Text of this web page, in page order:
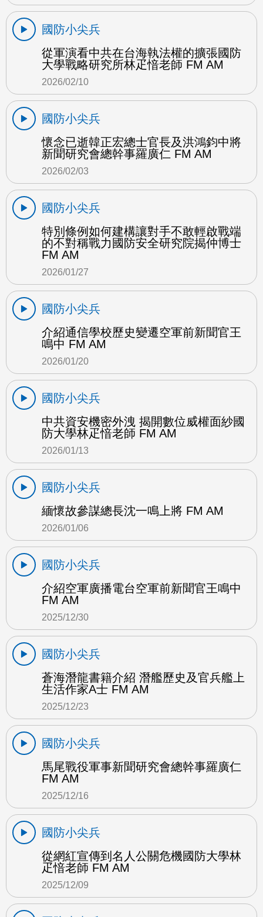
國防小尖兵
從軍演看中共在台海執法權的擴張國防
大學戰略研究所林疋愔老師 FM AM
2026/02/10
國防小尖兵
懷念已逝韓正宏總士官長及洪鴻鈞中將
新聞研究會總幹事羅廣仁 FM AM
2026/02/03
國防小尖兵
特別條例如何建構讓對手不敢輕啟戰端
的不對稱戰力國防安全研究院揭仲博士
FM AM
2026/01/27
國防小尖兵
介紹通信學校歷史變遷空軍前新聞官王
鳴中 FM AM
2026/01/20
國防小尖兵
中共資安機密外洩 揭開數位威權面紗國
防大學林疋愔老師 FM AM
2026/01/13
國防小尖兵
緬懷故參謀總長沈一鳴上將 FM AM
2026/01/06
國防小尖兵
介紹空軍廣播電台空軍前新聞官王鳴中
FM AM
2025/12/30
國防小尖兵
蒼海潛龍書籍介紹 潛艦歷史及官兵艦上
生活作家A士 FM AM
2025/12/23
國防小尖兵
馬尾戰役軍事新聞研究會總幹事羅廣仁
FM AM
2025/12/16
國防小尖兵
從網紅宣傳到名人公關危機國防大學林
疋愔老師 FM AM
2025/12/09